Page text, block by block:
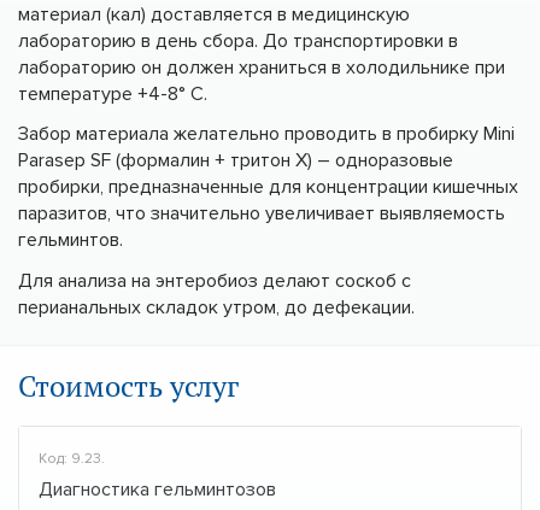
материал (кал) доставляется в медицинскую
лабораторию в день сбора. До транспортировки в
лабораторию он должен храниться в холодильнике при
температуре +4-8° С.
Забор материала желательно проводить в пробирку Mini
Parasep SF (формалин + тритон X) – одноразовые
пробирки, предназначенные для концентрации кишечных
паразитов, что значительно увеличивает выявляемость
гельминтов.
Для анализа на энтеробиоз делают соскоб с
перианальных складок утром, до дефекации.
Стоимость услуг
Код: 9.23.
Диагностика гельминтозов